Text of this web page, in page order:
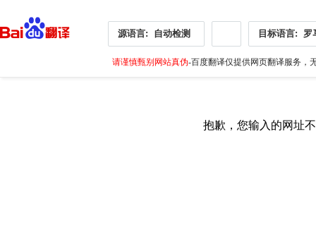
源语言: 自动检测 目标语言: 罗
请谨慎甄别网站真伪-百度翻译仅提供网页翻译服务，